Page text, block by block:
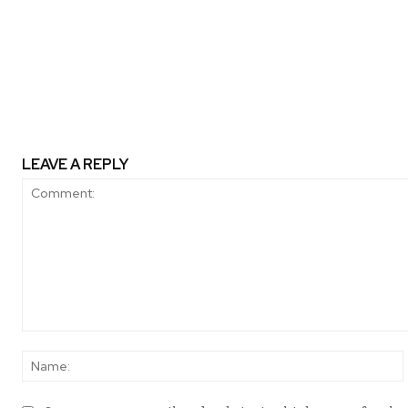
LEAVE A REPLY